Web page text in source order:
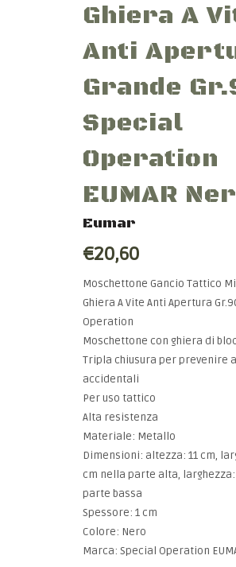
Ghiera A
Anti
Grande
Special
Operation
EUMAR
Eumar
€20,60
Moschettone Gancio Tattico
Ghiera A Vite Anti Apertura
Operation
Moschettone con ghiera di
Tripla chiusura per prevenire
accidentali
Per uso tattico
Alta resistenza
Materiale: Metallo
Dimensioni: altezza: 11 cm,
cm nella parte alta,
parte bassa
Spessore: 1 cm
Colore: Nero
Marca: Special Operation